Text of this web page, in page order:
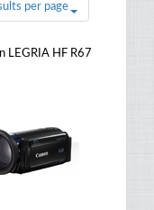
per page
LEGRIA HF R67